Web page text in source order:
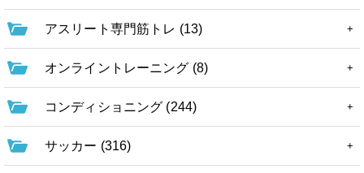
アスリート専門筋トレ (13)
オンライントレーニング (8)
コンディショニング (244)
サッカー (316)